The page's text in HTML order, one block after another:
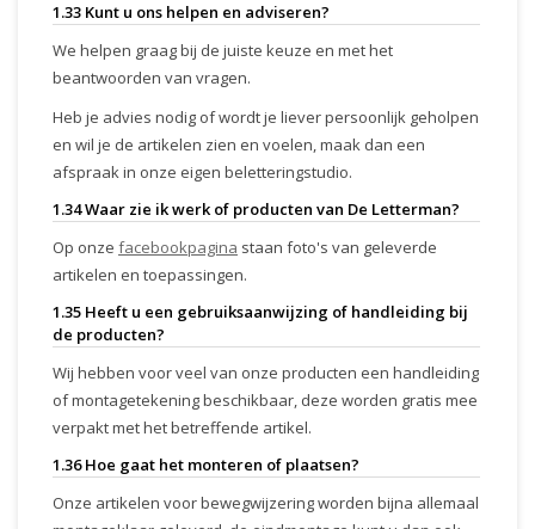
1.33 Kunt u ons helpen en adviseren?
We helpen graag bij de juiste keuze en met het
beantwoorden van vragen.
Heb je advies nodig of wordt je liever persoonlijk geholpen
en wil je de artikelen zien en voelen, maak dan een
afspraak in onze eigen beletteringstudio.
1.34 Waar zie ik werk of producten van De Letterman?
Op onze facebookpagina staan foto's van geleverde
artikelen en toepassingen.
1.35 Heeft u een gebruiksaanwijzing of handleiding bij
de producten?
Wij hebben voor veel van onze producten een handleiding
of montagetekening beschikbaar, deze worden gratis mee
verpakt met het betreffende artikel.
1.36 Hoe gaat het monteren of plaatsen?
Onze artikelen voor bewegwijzering worden bijna allemaal